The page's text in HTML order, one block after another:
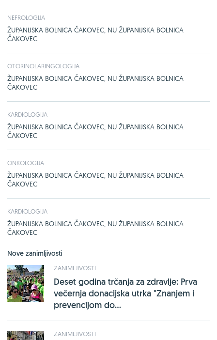
NEFROLOGIJA
ŽUPANIJSKA BOLNICA ČAKOVEC, NU ŽUPANIJSKA BOLNICA
ČAKOVEC
OTORINOLARINGOLOGIJA
ŽUPANIJSKA BOLNICA ČAKOVEC, NU ŽUPANIJSKA BOLNICA
ČAKOVEC
KARDIOLOGIJA
ŽUPANIJSKA BOLNICA ČAKOVEC, NU ŽUPANIJSKA BOLNICA
ČAKOVEC
ONKOLOGIJA
ŽUPANIJSKA BOLNICA ČAKOVEC, NU ŽUPANIJSKA BOLNICA
ČAKOVEC
KARDIOLOGIJA
ŽUPANIJSKA BOLNICA ČAKOVEC, NU ŽUPANIJSKA BOLNICA
ČAKOVEC
Nove zanimljivosti
ZANIMLJIVOSTI
Deset godina trčanja za zdravlje: Prva
večernja donacijska utrka "Znanjem i
prevencijom do...
ZANIMLJIVOSTI